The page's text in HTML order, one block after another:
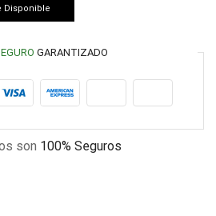
Disponible
GARANTIZADO
son 100% Seguros